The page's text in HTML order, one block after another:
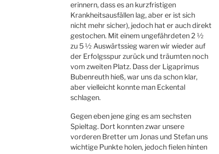
erinnern, dass es an kurzfristigen
Krankheitsausfällen lag, aber er ist sich
nicht mehr sicher), jedoch hat er auch direkt
gestochen. Mit einem ungefährdeten 2 ½
zu 5 ½ Auswärtssieg waren wir wieder auf
der Erfolgsspur zurück und träumten noch
vom zweiten Platz. Dass der Ligaprimus
Bubenreuth hieß, war uns da schon klar,
aber vielleicht konnte man Eckental
schlagen.
Gegen eben jene ging es am sechsten
Spieltag. Dort konnten zwar unsere
vorderen Bretter um Jonas und Stefan uns
wichtige Punkte holen, jedoch fielen hinten